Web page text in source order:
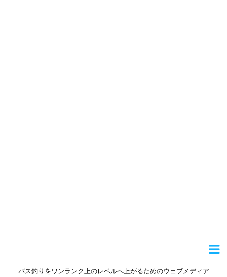
バス釣りをワンランク上のレベルへ上がるためのウェブメディア